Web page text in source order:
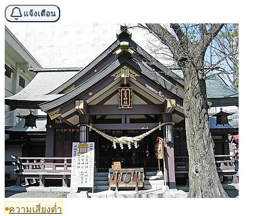
แจ้งเตือน
ความเสี่ยงต่ำ